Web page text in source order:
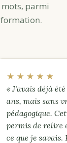
parmi
★★★★★
« J'avais déjà
ans, mais sans
pédagogique.
permis de relire
ce que je savais.